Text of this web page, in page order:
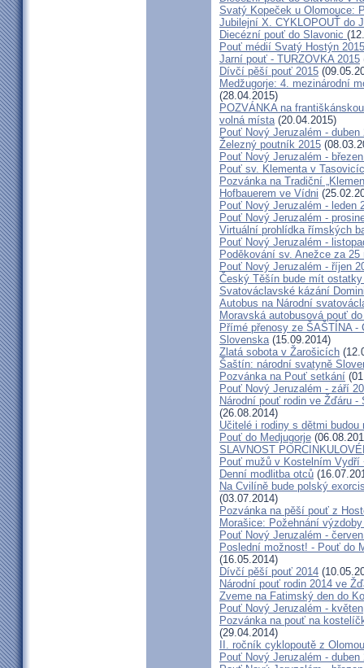
Svatý Kopeček u Olomouce:
Jubilejní X. CYKLOPOUŤ do
Diecézní pouť do Slavonic
Pouť médií Svatý Hostýn 2015
Jarní pouť - TURZOVKA 2015
Dívčí pěší pouť 2015
Medžugorje: 4. mezinárodní
(28.04.2015)
POZVÁNKA na
volná místa(20.04.2015)
Pouť Nový Jeruzalém - duben
Železný poutník 2015
Pouť Nový Jeruzalém -
Pouť sv. Klementa v
Pozvánka na Tradiční
Hofbauerem ve Vídni
Pouť Nový Jeruzalém - leden
Pouť Nový Jeruzalém -
Virtuální prohlídka římských
Pouť Nový Jeruzalém -
Poděkování sv. Anežce za 25
Pouť Nový Jeruzalém - říjen
Český Těšín bude mít
Svatováclavské kázání
Autobus na Národní
Moravská autobusová pouť
Přímé přenosy ze ŠAŠTÍNA -
Slovenska(15.09.2014)
Zlatá sobota v Žarošicích
Šaštín: národní svatyně
Pozvánka na Pouť setkání
Pouť Nový Jeruzalém - září
Národní pouť rodin ve Žďáru
(26.08.2014)
Učitelé i rodiny s dětmi
Pouť do Medjugorje
SLAVNOST
Pouť mužů v Kostelním Vydří
Denní modlitba otců
Na Cvilíně bude polský
(03.07.2014)
Pozvánka na pěší pouť z
Morašice: Požehnání
Pouť Nový Jeruzalém -
Poslední možnost! - Pouť do
(16.05.2014)
Dívčí pěší pouť 2014
Národní pouť rodin 2014 ve
Zveme na Fatimský den do
Pouť Nový Jeruzalém - květen
Pozvánka na pouť na
(29.04.2014)
II. ročník cyklopoutě z
Pouť Nový Jeruzalém - duben